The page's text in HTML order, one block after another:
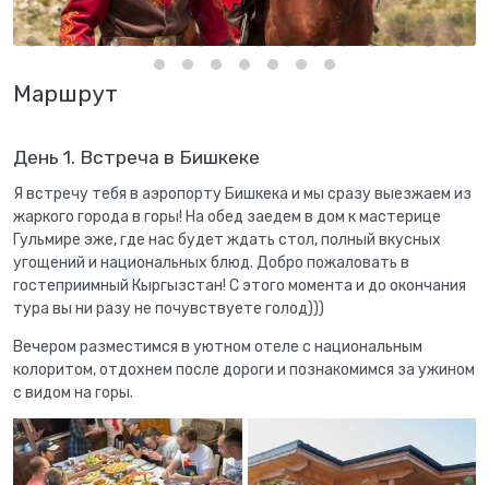
Маршрут
День 1. Встреча в Бишкеке
Я встречу тебя в аэропорту Бишкека и мы сразу выезжаем из
жаркого города в горы! На обед заедем в дом к мастерице
Гульмире эже, где нас будет ждать стол, полный вкусных
угощений и национальных блюд. Добро пожаловать в
гостеприимный Кыргызстан! С этого момента и до окончания
тура вы ни разу не почувствуете голод)))
Вечером разместимся в уютном отеле с национальным
колоритом, отдохнем после дороги и познакомимся за ужином
с видом на горы.